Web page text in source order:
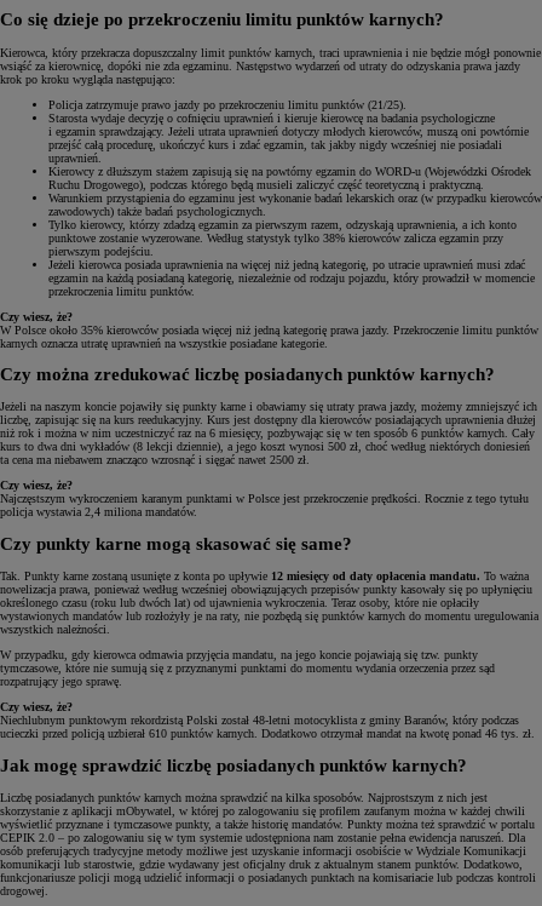
Co się dzieje po przekroczeniu limitu punktów karnych?
Kierowca, który przekracza dopuszczalny limit punktów karnych, traci uprawnienia i nie będzie mógł ponownie
wsiąść za kierownicę, dopóki nie zda egzaminu. Następstwo wydarzeń od utraty do odzyskania prawa jazdy
krok po kroku wygląda następująco:
Policja zatrzymuje prawo jazdy po przekroczeniu limitu punktów (21/25).
Starosta wydaje decyzję o cofnięciu uprawnień i kieruje kierowcę na badania psychologiczne
i egzamin sprawdzający. Jeżeli utrata uprawnień dotyczy młodych kierowców, muszą oni powtórnie
przejść całą procedurę, ukończyć kurs i zdać egzamin, tak jakby nigdy wcześniej nie posiadali
uprawnień.
Kierowcy z dłuższym stażem zapisują się na powtórny egzamin do WORD-u (Wojewódzki Ośrodek
Ruchu Drogowego), podczas którego będą musieli zaliczyć część teoretyczną i praktyczną.
Warunkiem przystąpienia do egzaminu jest wykonanie badań lekarskich oraz (w przypadku kierowców
zawodowych) także badań psychologicznych.
Tylko kierowcy, którzy zdadzą egzamin za pierwszym razem, odzyskają uprawnienia, a ich konto
punktowe zostanie wyzerowane. Według statystyk tylko 38% kierowców zalicza egzamin przy
pierwszym podejściu.
Jeżeli kierowca posiada uprawnienia na więcej niż jedną kategorię, po utracie uprawnień musi zdać
egzamin na każdą posiadaną kategorię, niezależnie od rodzaju pojazdu, który prowadził w momencie
przekroczenia limitu punktów.
Czy wiesz, że?
W Polsce około 35% kierowców posiada więcej niż jedną kategorię prawa jazdy. Przekroczenie limitu punktów
karnych oznacza utratę uprawnień na wszystkie posiadane kategorie.
Czy można zredukować liczbę posiadanych punktów karnych?
Jeżeli na naszym koncie pojawiły się punkty karne i obawiamy się utraty prawa jazdy, możemy zmniejszyć ich
liczbę, zapisując się na kurs reedukacyjny. Kurs jest dostępny dla kierowców posiadających uprawnienia dłużej
niż rok i można w nim uczestniczyć raz na 6 miesięcy, pozbywając się w ten sposób 6 punktów karnych. Cały
kurs to dwa dni wykładów (8 lekcji dziennie), a jego koszt wynosi 500 zł, choć według niektórych doniesień
ta cena ma niebawem znacząco wzrosnąć i sięgać nawet 2500 zł.
Czy wiesz, że?
Najczęstszym wykroczeniem karanym punktami w Polsce jest przekroczenie prędkości. Rocznie z tego tytułu
policja wystawia 2,4 miliona mandatów.
Czy punkty karne mogą skasować się same?
Tak. Punkty karne zostaną usunięte z konta po upływie 12 miesięcy od daty opłacenia mandatu. To ważna
nowelizacja prawa, ponieważ według wcześniej obowiązujących przepisów punkty kasowały się po upłynięciu
określonego czasu (roku lub dwóch lat) od ujawnienia wykroczenia. Teraz osoby, które nie opłaciły
wystawionych mandatów lub rozłożyły je na raty, nie pozbędą się punktów karnych do momentu uregulowania
wszystkich należności.
W przypadku, gdy kierowca odmawia przyjęcia mandatu, na jego koncie pojawiają się tzw. punkty
tymczasowe, które nie sumują się z przyznanymi punktami do momentu wydania orzeczenia przez sąd
rozpatrujący jego sprawę.
Czy wiesz, że?
Niechlubnym punktowym rekordzistą Polski został 48-letni motocyklista z gminy Baranów, który podczas
ucieczki przed policją uzbierał 610 punktów karnych. Dodatkowo otrzymał mandat na kwotę ponad 46 tys. zł.
Jak mogę sprawdzić liczbę posiadanych punktów karnych?
Liczbę posiadanych punktów karnych można sprawdzić na kilka sposobów. Najprostszym z nich jest
skorzystanie z aplikacji mObywatel, w której po zalogowaniu się profilem zaufanym można w każdej chwili
wyświetlić przyznane i tymczasowe punkty, a także historię mandatów. Punkty można też sprawdzić w portalu
CEPIK 2.0 – po zalogowaniu się w tym systemie udostępniona nam zostanie pełna ewidencja naruszeń. Dla
osób preferujących tradycyjne metody możliwe jest uzyskanie informacji osobiście w Wydziale Komunikacji
komunikacji lub starostwie, gdzie wydawany jest oficjalny druk z aktualnym stanem punktów. Dodatkowo,
funkcjonariusze policji mogą udzielić informacji o posiadanych punktach na komisariacie lub podczas kontroli
drogowej.